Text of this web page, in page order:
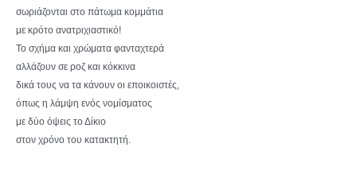
σωριάζονται στο πάτωμα κομμάτια
με κρότο ανατριχιαστικό!
Το σχήμα και χρώματα φανταχτερά
αλλάζουν σε ροζ και κόκκινα
δικά τους να τα κάνουν οι εποικοιστές,
όπως η λάμψη ενός νομίσματος
με δύο όψεις το Δίκιο
στον χρόνο του κατακτητή.